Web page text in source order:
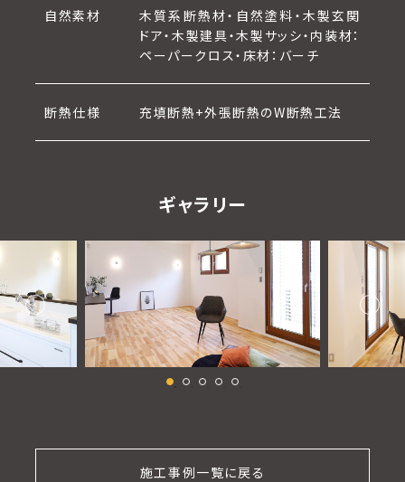
自然素材
木質系断熱材・自然塗料・木製玄関
ドア・木製建具・木製サッシ・内装材：
ペーパークロス・床材：バーチ
断熱仕様 充填断熱+外張断熱のW断熱工法
ギャラリー
施工事例一覧に戻る